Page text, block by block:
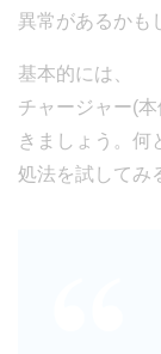
異常があるかも
基本的には、
チャージャー(本
きましょう。何
処法を試してみ